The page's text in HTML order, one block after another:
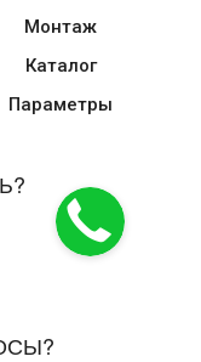
Монтаж
Каталог
Параметры